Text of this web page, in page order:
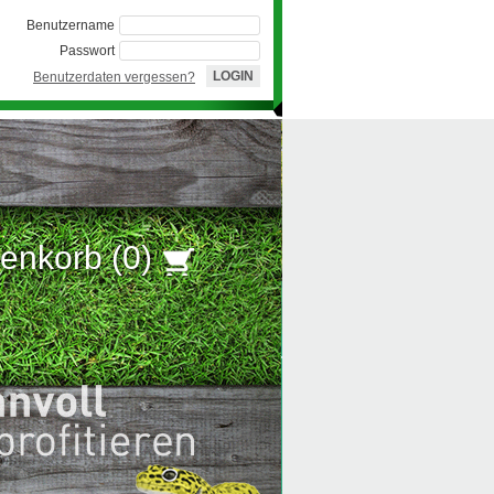
Benutzername
Passwort
Benutzerdaten vergessen?
(0)